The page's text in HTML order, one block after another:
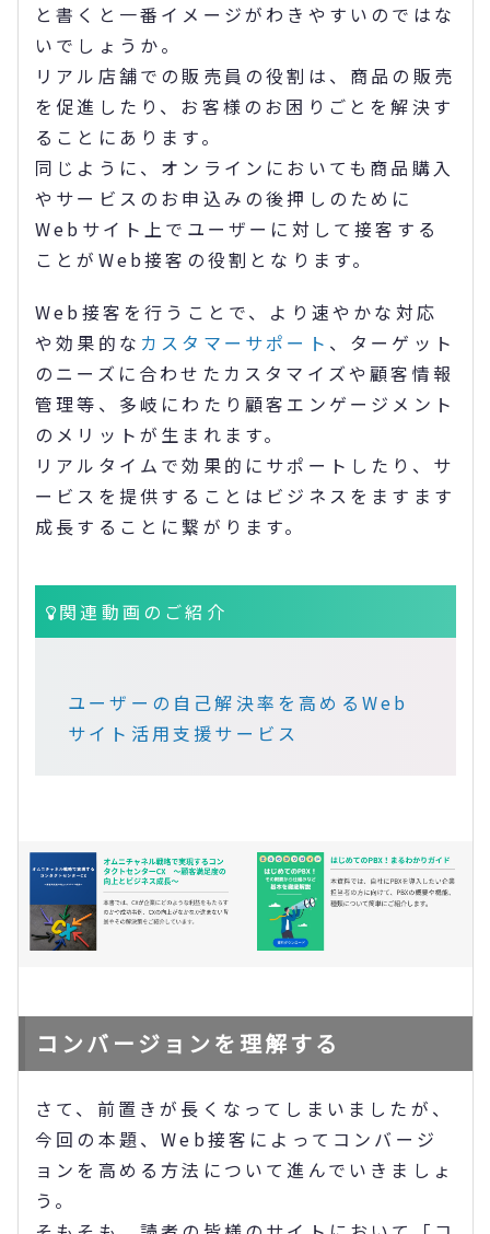
と書くと一番イメージがわきやすいのではな
いでしょうか。
リアル店舗での販売員の役割は、商品の販売
を促進したり、お客様のお困りごとを解決す
ることにあります。
同じように、オンラインにおいても商品購入
やサービスのお申込みの後押しのために
Webサイト上でユーザーに対して接客する
ことがWeb接客の役割となります。
Web接客を行うことで、より速やかな対応
や効果的な カスタマーサポート 、ターゲット
のニーズに合わせたカスタマイズや顧客情報
管理等、多岐にわたり顧客エンゲージメント
のメリットが生まれます。
リアルタイムで効果的にサポートしたり、サ
ービスを提供することはビジネスをますます
成長することに繋がります。
関連動画のご紹介
ユーザーの自己解決率を高めるWeb
サイト活用支援サービス
コンバージョンを理解する
さて、前置きが長くなってしまいましたが、
今回の本題、Web接客によってコンバージ
ョンを高める方法について進んでいきましょ
う。